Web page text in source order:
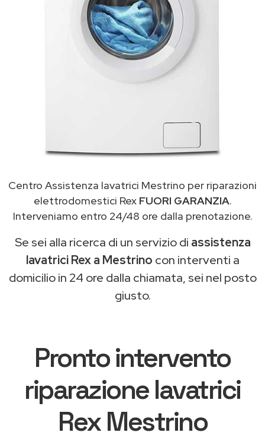
Centro Assistenza lavatrici Mestrino per riparazioni
elettrodomestici Rex FUORI GARANZIA.
Interveniamo entro 24/48 ore dalla prenotazione.
Se sei alla ricerca di un servizio di assistenza
lavatrici Rex a Mestrino con interventi a
domicilio in 24 ore dalla chiamata, sei nel posto
giusto.
Pronto intervento
riparazione lavatrici
Rex Mestrino